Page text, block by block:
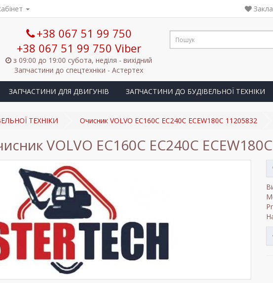
+38 067 51 99 750
+38 067 51 99 750 Viber
з 09:00 до 19:00 субота, неділя - вихідний
Запчастини до спецтехніки - Астертех
ЗАПЧАСТИНИ ДЛЯ ДВИГУНІВ ЗАПЧАСТИНИ ДО БУДІВЕЛЬНОЇ ТЕХНІКИ
ТЕХНІКИ Очисник VOLVO EC160C EC240C ECEW180C 11205832
VOLVO EC160C EC240C